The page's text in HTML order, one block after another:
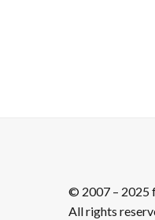
© 2007 – 2025
All rights